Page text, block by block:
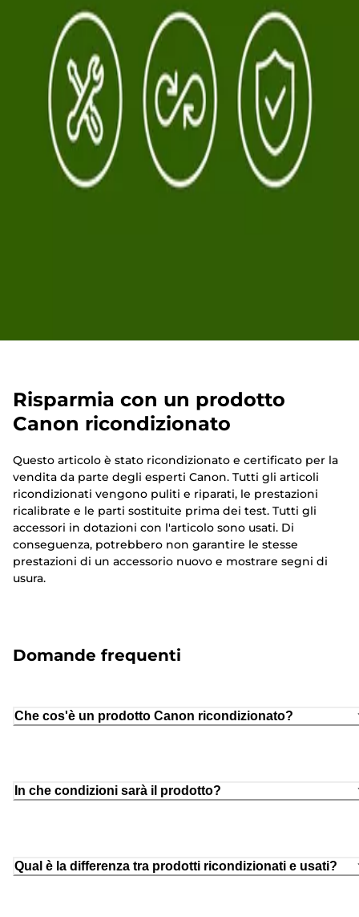
Risparmia con un prodotto
Canon ricondizionato
Questo articolo è stato ricondizionato e certificato per la
vendita da parte degli esperti Canon. Tutti gli articoli
ricondizionati vengono puliti e riparati, le prestazioni
ricalibrate e le parti sostituite prima dei test. Tutti gli
accessori in dotazioni con l'articolo sono usati. Di
conseguenza, potrebbero non garantire le stesse
prestazioni di un accessorio nuovo e mostrare segni di
usura.
Domande frequenti
Che cos'è un prodotto Canon ricondizionato?
In che condizioni sarà il prodotto?
Qual è la differenza tra prodotti ricondizionati e usati?